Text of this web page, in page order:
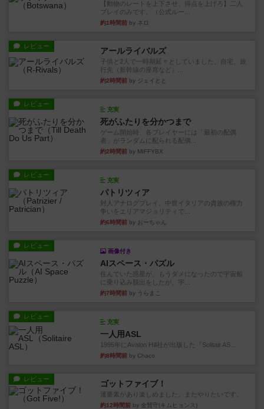
【動物のレートを上下させ、得点を上げろ】二人
プレイのみです。（公式ルー...
約1時間前 by ネロ
レビュー アールライバルズ
子供と2人で一時期延々としていました。自宅、旅
行先（新幹線の座席など）...
約2時間前 by ジェイとと
レビュー
充実
死がふたりを分かつまで
ゲーム開始時、各プレイヤーには「最初の配偶
者」がランダムに配られる配偶...
約2時間前 by MIFFYBX
レビュー
充実
パトリツィア
対人アナログプレイ。中世イタリアの貴族の権力
争いをエリアマジョリティで...
約6時間前 by おーちゃん
レビュー
画像付き
AIスペース・パズル
住んでいた惑星が、もうダメになったので宇宙船
に乗り込み脱出をしたが、宇...
約7時間前 by うらまこ
レビュー
充実
一人用ASL
1995年にAvalon Hill社が出版した『Solitair AS...
約8時間前 by Chaco
レビュー ゴットファイブ！
運要素があり楽しめました。またやりたいです。
約12時間前 by 金賢守(キムヒョンス)